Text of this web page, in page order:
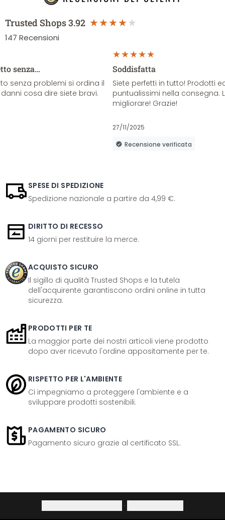
Trusted Shops3.92
147 Recensioni
senza…
senza problemi si ordina il
cosa dire siete bravi.
Soddisfatta
Siete perfetti in tutto! Prodotti
puntualissimi nella consegna.
migliorare! Grazie!
27/11/2025
Recensione verificata
SPESE DI SPEDIZIONE
Spedizione nazionale a partire da 4,99 €.
DIRITTO DI RECESSO
14 giorni per restituire la merce.
ACQUISTO SICURO
Il sigillo di qualità Trusted Shops e la tutela
dell'acquirente garantiscono ordini online in tutta
sicurezza.
PRODOTTI PER TE
La maggior parte dei nostri articoli viene prodotto
dopo aver ricevuto l'ordine appositamente per te.
RISPETTO PER L'AMBIENTE
Ci impegniamo a proteggere l'ambiente e a
sviluppare prodotti sostenibili.
PAGAMENTO SICURO
Pagamento sicuro grazie al certificato SSL.
·